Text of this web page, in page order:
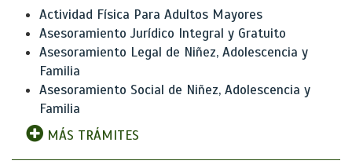
Actividad Física Para Adultos Mayores
Asesoramiento Jurídico Integral y Gratuito
Asesoramiento Legal de Niñez, Adolescencia y
Familia
Asesoramiento Social de Niñez, Adolescencia y
Familia
MÁS TRÁMITES